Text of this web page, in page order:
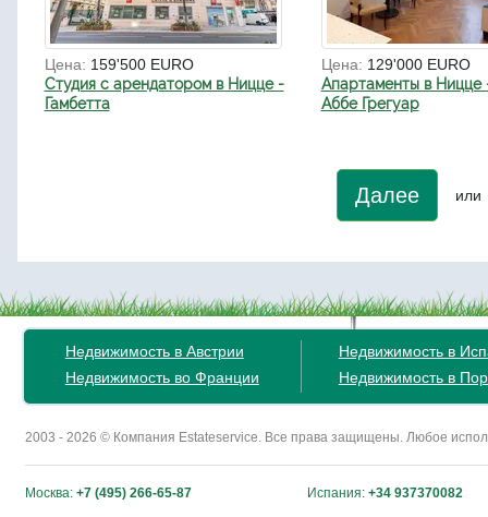
Цена: 159'500 EURO
Студия с арендатором в Ницце -
Гамбетта
Цена: 129'000 EURO
Апартаменты в Ницце
Аббе Грегуар
Далее или
Недвижимость в Австрии
Недвижимость во Франции
Недвижимость в
Недвижимость в
2003 - 2026 © Компания Estateservice. Все права защищены. Любое
Москва: +7 (495) 266-65-87 Испания: +34 937370082